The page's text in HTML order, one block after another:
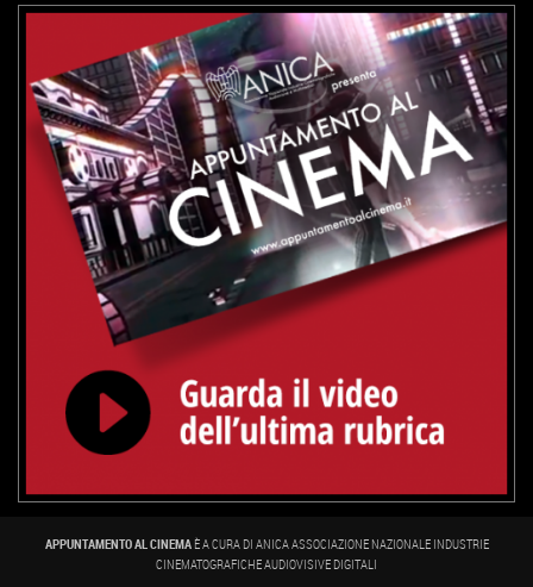
APPUNTAMENTO AL CINEMAÈ A CURA DI ANICA ASSOCIAZIONE NAZIONALE INDUSTRIE
CINEMATOGRAFICHE AUDIOVISIVE DIGITALI